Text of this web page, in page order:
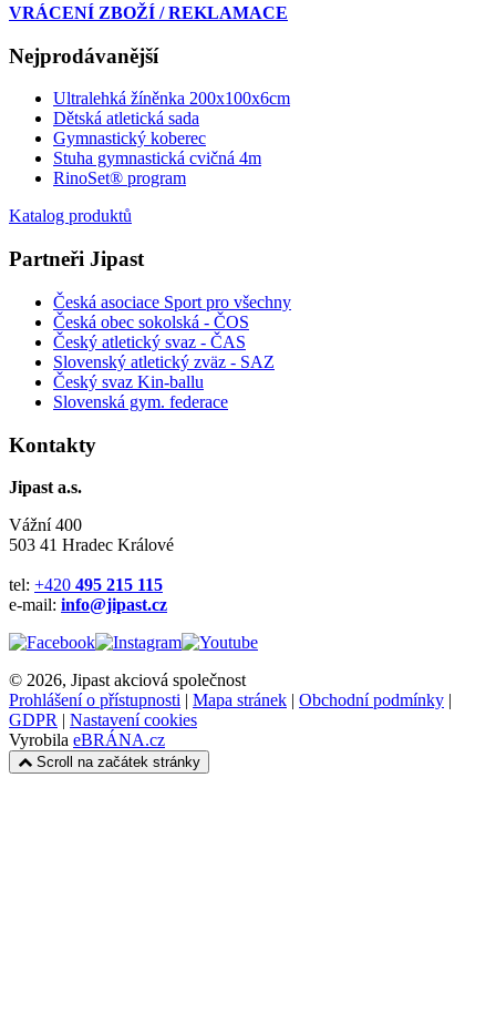
VRÁCENÍ ZBOŽÍ / REKLAMACE
Nejprodávanější
Ultralehká žíněnka 200x100x6cm
Dětská atletická sada
Gymnastický koberec
Stuha gymnastická cvičná 4m
RinoSet® program
Katalog produktů
Partneři Jipast
Česká asociace Sport pro všechny
Česká obec sokolská - ČOS
Český atletický svaz - ČAS
Slovenský atletický zväz - SAZ
Český svaz Kin-ballu
Slovenská gym. federace
Kontakty
Jipast a.s.
Vážní 400
503 41 Hradec Králové
tel: +420 495 215 115
e-mail: info@jipast.cz
© 2026, Jipast akciová společnost
Prohlášení o přístupnosti | Mapa stránek | Obchodní podmínky |
GDPR | Nastavení cookies
Vyrobila eBRÁNA.cz
Scroll na začátek stránky